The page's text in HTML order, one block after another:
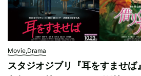
Movie,Drama
スタジオジブリ『耳をすませば